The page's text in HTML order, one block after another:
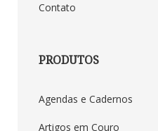
Contato
PRODUTOS
Agendas e Cadernos
Artigos em Couro